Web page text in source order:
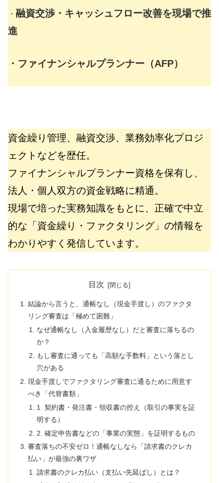
・ 融資交渉・キャッシュフロー改善を現場で推
進
・ファイナンシャルプランナー（AFP）
資金繰り管理、融資交渉、業務効率化プロジ
ェクトなどを歴任。
ファイナンシャルプランナー資格を保有し、
法人・個人双方の資金戦略に精通。
現場で培った実務知識をもとに、正確で中立
的な「資金繰り・ファクタリング」の情報を
わかりやすく発信しています。
目次
結論から言うと、通帳なし（現金手渡し）のファクタ
リング審査は「極めて困難」
なぜ通帳なし（入金履歴なし）だと審査に落ちるの
か？
もし審査に通っても「高額な手数料」という落とし
穴がある
現金手渡しでファクタリング審査に通るために用意す
べき「代替書類」
1. 契約書・発注書・領収書の控え（取引の事実を証
明する）
2. 確定申告書などの「事業の実態」を証明するもの
審査落ちの不安ゼロ！通帳なしなら「請求書のクレカ
払い」が最強の裏ワザ
請求書のクレカ払い（支払い先延ばし）とは？